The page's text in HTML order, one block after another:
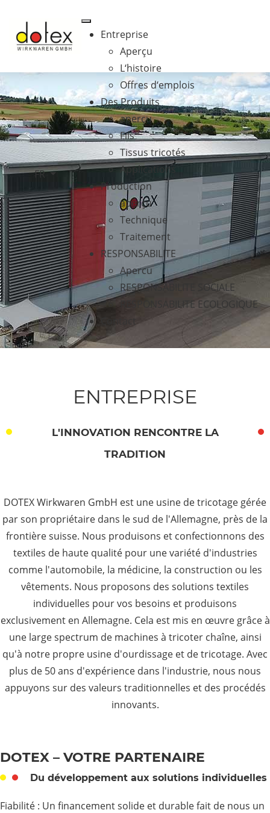
Entreprise
Aperçu
L‘histoire
Offres d‘emplois
Des Produits
aperçu
Fils
Tissus tricotés
Applications
Production
aperçu
Technique
Traitement
RESPONSABILITE
Apercu
RESPONSABILITE SOCIALE
RESPONSABILITE ECOLOGIQUE
Contact
Sélectionnez votre langue
FR
ENTREPRISE
L'INNOVATION RENCONTRE LA
TRADITION
DOTEX Wirkwaren GmbH est une usine de tricotage gérée
par son propriétaire dans le sud de l'Allemagne, près de la
frontière suisse. Nous produisons et confectionnons des
textiles de haute qualité pour une variété d'industries
comme l'automobile, la médicine, la construction ou les
vêtements. Nous proposons des solutions textiles
individuelles pour vos besoins et produisons
exclusivement en Allemagne. Cela est mis en œuvre grâce à
une large spectrum de machines à tricoter chaîne, ainsi
qu'à notre propre usine d'ourdissage et de tricotage. Avec
plus de 50 ans d'expérience dans l'industrie, nous nous
appuyons sur des valeurs traditionnelles et des procédés
innovants.
DOTEX – VOTRE PARTENAIRE
Du développement aux solutions individuelles
Fiabilité : Un financement solide et durable fait de nous un